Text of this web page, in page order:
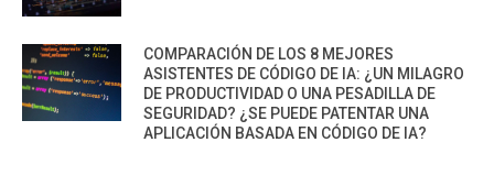
COMPARACIÓN DE LOS 8 MEJORES
ASISTENTES DE CÓDIGO DE IA: ¿UN MILAGRO
DE PRODUCTIVIDAD O UNA PESADILLA DE
SEGURIDAD? ¿SE PUEDE PATENTAR UNA
APLICACIÓN BASADA EN CÓDIGO DE IA?